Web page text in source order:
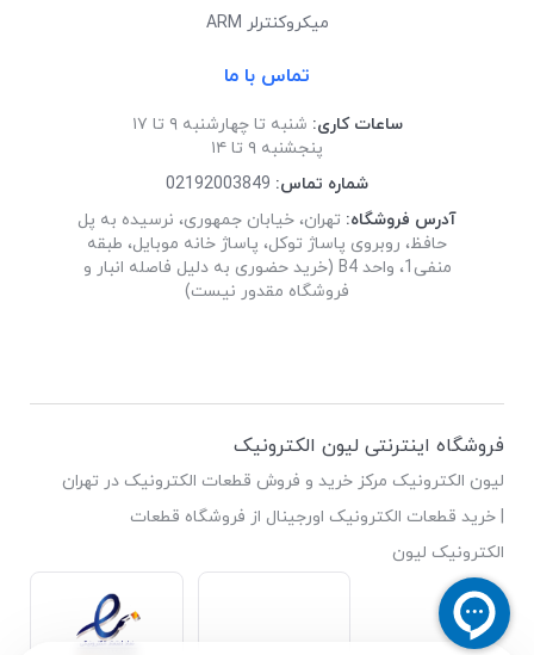
میکروکنترلر ARM
تماس با ما
ساعات کاری: شنبه تا چهارشنبه ۹ تا ۱۷
پنجشنبه ۹ تا ۱۴
شماره تماس: 02192003849
آدرس فروشگاه: تهران، خیابان جمهوری، نرسیده به پل
حافظ، روبروی پاساژ توکل، پاساژ خانه موبایل، طبقه
منفی1، واحد B4 (خرید حضوری به دلیل فاصله انبار و
فروشگاه مقدور نیست)
فروشگاه اینترنتی لیون الکترونیک
لیون الکترونیک مرکز خرید و فروش قطعات الکترونیک در تهران
| خرید قطعات الکترونیک اورجینال از فروشگاه قطعات
الکترونیک لیون